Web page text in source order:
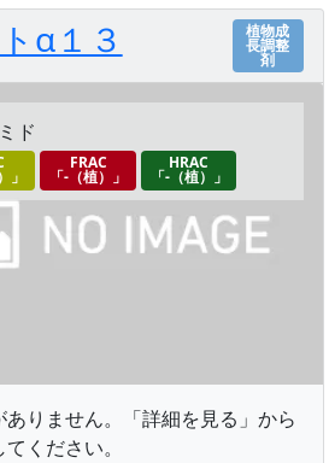
α１３ 植物成
長調整
剤
ド
」
FRAC
「-（植）」
HRAC
「-（植）」
ありません。「詳細を見る」から
ください。